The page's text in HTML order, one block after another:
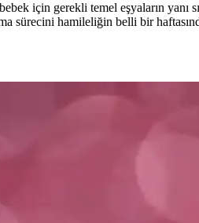
için gerekli temel eşyaların yanı
sürecini hamileliğin belli bir
kazanmanıza yardımcı olur.